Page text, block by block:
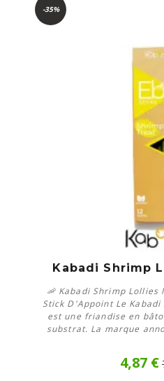
-35%
Kabadi Shrimp
🦐 Kabadi Shrimp Lollies
Stick D'Appoint Le
est une friandise en
substrat. La marque
4,87 €